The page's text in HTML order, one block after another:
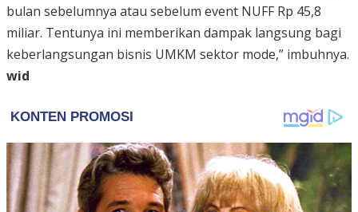
bulan sebelumnya atau sebelum event NUFF Rp 45,8
miliar. Tentunya ini memberikan dampak langsung bagi
keberlangsungan bisnis UMKM sektor mode,” imbuhnya.
wid